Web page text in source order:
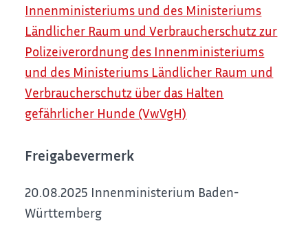
Innenministeriums und des Ministeriums
Ländlicher Raum und Verbraucherschutz zur
Polizeiverordnung des Innenministeriums
und des Ministeriums Ländlicher Raum und
Verbraucherschutz über das Halten
gefährlicher Hunde (VwVgH)
Freigabevermerk
20.08.2025 Innenministerium Baden-
Württemberg